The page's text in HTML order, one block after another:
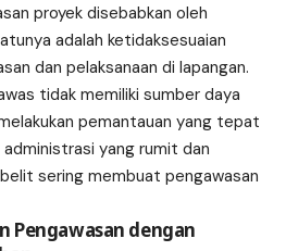
proyek disebabkan oleh
adalah ketidaksesuaian
dan pelaksanaan di lapangan.
tidak memiliki sumber daya
pemantauan yang tepat
yang rumit dan
sering membuat pengawasan
Pengawasan dengan